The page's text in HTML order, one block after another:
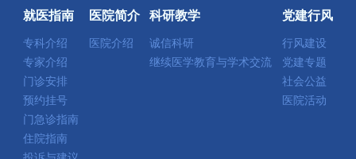
就医指南
专科介绍
专家介绍
门诊安排
预约挂号
门急诊指南
住院指南
医院简介
医院介绍
科研教学
诚信科研
继续医学教育与学术交流
党建行风
行风建设
党建专题
社会公益
医院活动